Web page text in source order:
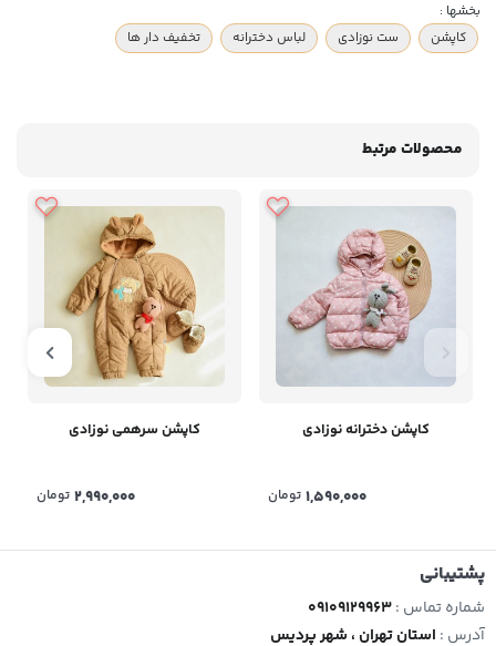
بخشها :
کاپشن
ست نوزادی لباس دخترانه تخفیف دار ها
محصولات مرتبط
کاپشن دخترانه نوزادی
1,590,000 تومان
کاپشن سرهمی نوزادی
2,990,000 تومان
پشتیبانی
شماره تماس :09109129963
آدرس : استان تهران ، شهر پردیس